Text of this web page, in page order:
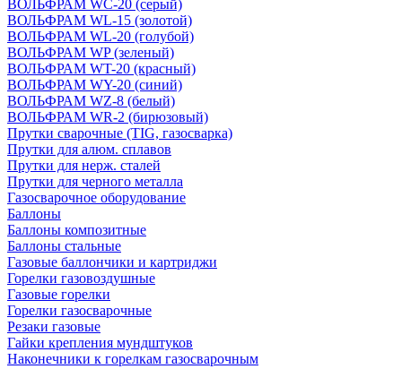
ВОЛЬФРАМ WC-20 (серый)
ВОЛЬФРАМ WL-15 (золотой)
ВОЛЬФРАМ WL-20 (голубой)
ВОЛЬФРАМ WP (зеленый)
ВОЛЬФРАМ WT-20 (красный)
ВОЛЬФРАМ WY-20 (синий)
ВОЛЬФРАМ WZ-8 (белый)
ВОЛЬФРАМ WR-2 (бирюзовый)
Прутки сварочные (TIG, газосварка)
Прутки для алюм. сплавов
Прутки для нерж. сталей
Прутки для черного металла
Газосварочное оборудование
Баллоны
Баллоны композитные
Баллоны стальные
Газовые баллончики и картриджи
Горелки газовоздушные
Газовые горелки
Горелки газосварочные
Резаки газовые
Гайки крепления мундштуков
Наконечники к горелкам газосварочным